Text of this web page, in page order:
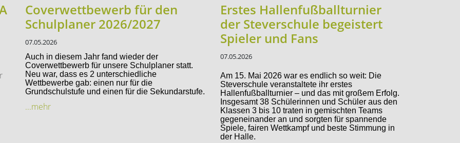
Coverwettbewerb für den
Schulplaner 2026/2027
07.05.2026
Auch in diesem Jahr fand wieder der
Coverwettbewerb für unsere Schulplaner statt.
Neu war, dass es 2 unterschiedliche
Wettbewerbe gab: einen nur für die
Grundschulstufe und einen für die Sekundarstufe.
...mehr
Erstes Hallenfußballturnier
der Steverschule begeistert
Spieler und Fans
07.05.2026
Am 15. Mai 2026 war es endlich so weit: Die
Steverschule veranstaltete ihr erstes
Hallenfußballturnier – und das mit großem Erfolg.
Insgesamt 38 Schülerinnen und Schüler aus den
Klassen 3 bis 10 traten in gemischten Teams
gegeneinander an und sorgten für spannende
Spiele, fairen Wettkampf und beste Stimmung in
der Halle.